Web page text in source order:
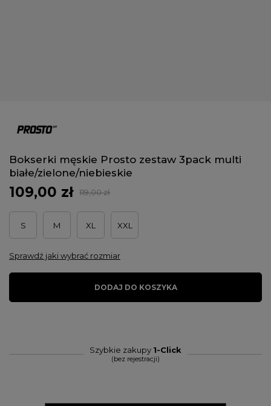
Bokserki męskie Prosto zestaw 3pack multi
białe/zielone/niebieskie
109,00 zł 119,00 zł
S M XL XXL
Sprawdź jaki wybrać rozmiar
DODAJ DO KOSZYKA
Szybkie zakupy 1-Click
(bez rejestracji)